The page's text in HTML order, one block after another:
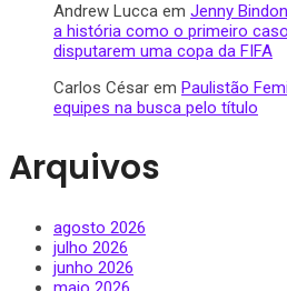
Andrew Lucca em Jenny
a história como o primeiro
disputarem uma copa da FIFA
Carlos César em Paulistão
equipes na busca pelo título
Arquivos
agosto 2026
julho 2026
junho 2026